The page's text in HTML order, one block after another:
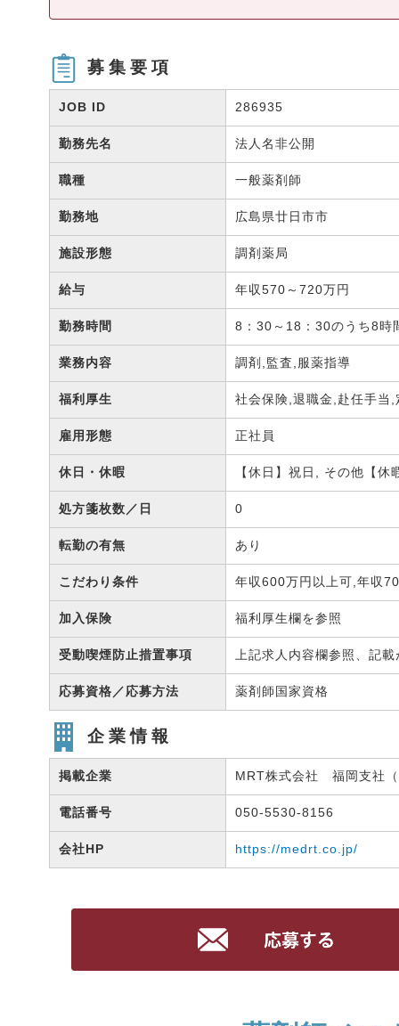
募集要項
JOB ID 286935
勤務先名 法人名非公開
職種 一般薬剤師
勤務地 広島県廿日市市
施設形態 調剤薬局
給与 年収570～720万円
勤務時間 8：30～18：30のうち8時
業務内容 調剤,監査,服薬指導
福利厚生 社会保険,退職金,赴任手当
雇用形態 正社員
休日・休暇 【休日】祝日, その他【
処方箋枚数／日 0
転勤の有無 あり
こだわり条件 年収600万円以上可,年収
加入保険 福利厚生欄を参照
受動喫煙防止措置事項 上記求人内容欄参照、記
応募資格／応募方法 薬剤師国家資格
企業情報
掲載企業 MRT株式会社 福岡支社
電話番号 050-5530-8156
会社HP https://medrt.co.jp/